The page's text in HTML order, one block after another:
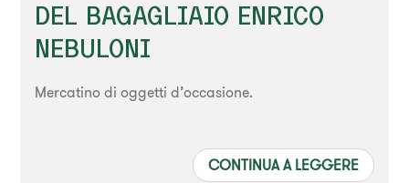
DEL BAGAGLIAIO ENRICO
NEBULONI
Mercatino di oggetti d’occasione.
CONTINUA A LEGGERE